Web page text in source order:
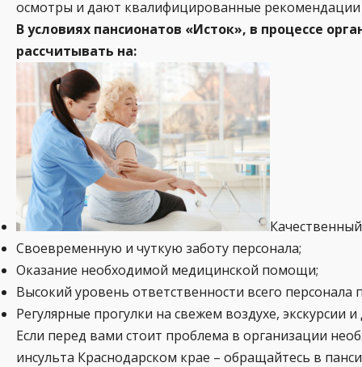
осмотры и дают квалифицированные рекомендации
В условиях пансионатов «Исток», в процессе
рассчитывать на:
Своевременную и чуткую заботу персонала;
Оказание необходимой медицинской помощи;
Высокий уровень ответственности всего персонала
Регулярные прогулки на свежем воздухе, экскурсии
Если перед вами стоит проблема в организации
инсульта Краснодарском крае – обращайтесь в